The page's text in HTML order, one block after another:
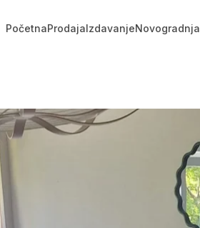
PočetnaProdajaIzdavanjeNovogradnja